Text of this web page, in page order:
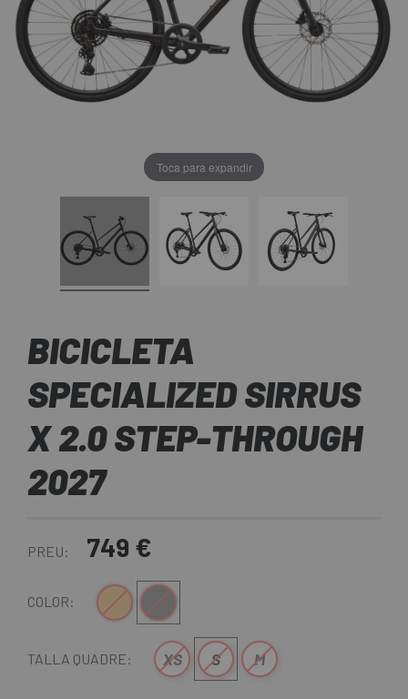
Toca para expandir
BICICLETA
SPECIALIZED SIRRUS
X 2.0 STEP-THROUGH
2027
PREU: 749 €
COLOR: Naranja Gris
TALLA QUADRE: XS S M